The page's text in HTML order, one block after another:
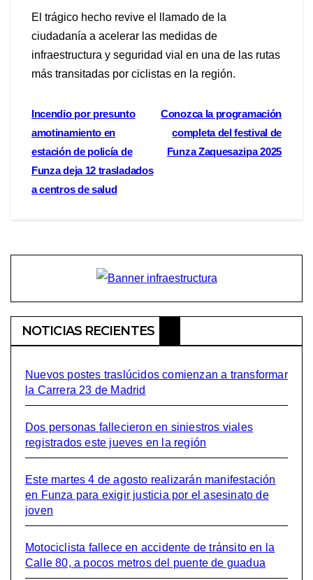
El trágico hecho revive el llamado de la
ciudadanía a acelerar las medidas de
infraestructura y seguridad vial en una de las rutas
más transitadas por ciclistas en la región.
Navegación
de
entradas
Conozca la programación
completa del festival de
Funza Zaquesazipa 2025
Incendio por presunto
amotinamiento en
estación de policía de
Funza deja 12 trasladados
a centros de salud
NOTICIAS RECIENTES
Nuevos postes traslúcidos comienzan a transformar
la Carrera 23 de Madrid
Dos personas fallecieron en siniestros viales
registrados este jueves en la región
Este martes 4 de agosto realizarán manifestación
en Funza para exigir justicia por el asesinato de
joven
Motociclista fallece en accidente de tránsito en la
Calle 80, a pocos metros del puente de guadua